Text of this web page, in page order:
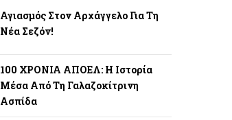
Αγιασμός Στον Αρχάγγελο Για Τη
Νέα Σεζόν!
100 ΧΡΟΝΙΑ ΑΠΟΕΛ: Η Ιστορία
Μέσα Από Τη Γαλαζοκίτρινη
Ασπίδα